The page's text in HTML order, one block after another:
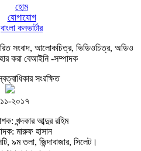
হোম
যোগাযোগ
বাংলা কনভার্টার
সংবাদ, আলোকচিত্র, ভিডিওচিত্র, অডিও
করা বেআইনি -সম্পাদক
সংরক্ষিত
২০১৭
খন্দকার আব্দুর রহিম
মারুফ হাসান
৯ম তলা, জিন্দাবাজার, সিলেট।